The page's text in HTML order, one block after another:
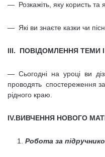
— Розкажіть, яку користь та
— Які ви знаєте казки чи
III. ПОВІДОМЛЕННЯ ТЕМИ
— Сьогодні на уроці ви
проводять спостереження
рідного краю.
ІV.ВИВЧЕННЯ НОВОГО
Робота за